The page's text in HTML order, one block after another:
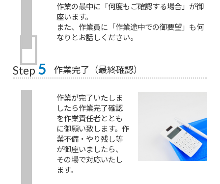
作業の最中に「何度もご確認する場合」が御
座います。
また、作業員に「作業途中での御要望」も何
なりとお話しください。
Step 5 作業完了（最終確認）
作業が完了いたしま
したら作業完了確認
を作業責任者ととも
に御願い致します。作
業不備・やり残し等
が御座いましたら、
その場で対応いたし
ます。